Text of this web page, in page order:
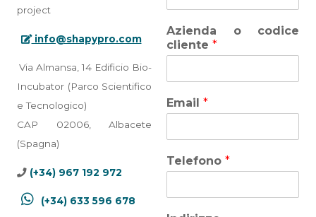
project
info@shapypro.com
Via Almansa, 14 Edificio Bio-
Incubator (Parco Scientifico
e Tecnologico)
CAP 02006, Albacete
(Spagna)
(+34) 967 192 972
(+34) 633 596 678
Azienda o codice
cliente *
Email *
Telefono *